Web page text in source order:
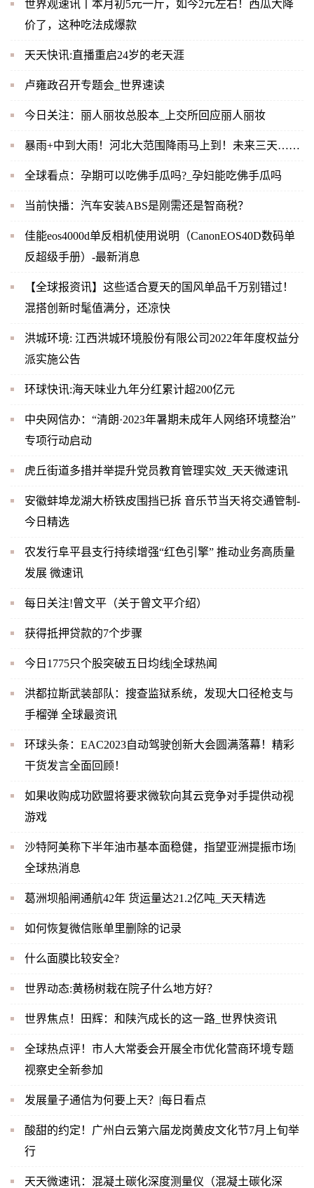
世界观速讯丨本月初5元一斤，如今2元左右！西瓜大降
价了，这种吃法成爆款
天天快讯:直播重启24岁的老天涯
卢雍政召开专题会_世界速读
今日关注：丽人丽妆总股本_上交所回应丽人丽妆
暴雨+中到大雨！河北大范围降雨马上到！未来三天……
全球看点：孕期可以吃佛手瓜吗?_孕妇能吃佛手瓜吗
当前快播：汽车安装ABS是刚需还是智商税？
佳能eos4000d单反相机使用说明（CanonEOS40D数码单
反超级手册）-最新消息
【全球报资讯】这些适合夏天的国风单品千万别错过！
混搭创新时髦值满分，还凉快
洪城环境: 江西洪城环境股份有限公司2022年年度权益分
派实施公告
环球快讯:海天味业九年分红累计超200亿元
中央网信办：“清朗·2023年暑期未成年人网络环境整治”
专项行动启动
虎丘街道多措并举提升党员教育管理实效_天天微速讯
安徽蚌埠龙湖大桥铁皮围挡已拆 音乐节当天将交通管制-
今日精选
农发行阜平县支行持续增强“红色引擎” 推动业务高质量
发展 微速讯
每日关注!曾文平（关于曾文平介绍）
获得抵押贷款的7个步骤
今日1775只个股突破五日均线|全球热闻
洪都拉斯武装部队：搜查监狱系统，发现大口径枪支与
手榴弹 全球最资讯
环球头条：EAC2023自动驾驶创新大会圆满落幕！精彩
干货发言全面回顾！
如果收购成功欧盟将要求微软向其云竞争对手提供动视
游戏
沙特阿美称下半年油市基本面稳健，指望亚洲提振市场|
全球热消息
葛洲坝船闸通航42年 货运量达21.2亿吨_天天精选
如何恢复微信账单里删除的记录
什么面膜比较安全?
世界动态:黄杨树栽在院子什么地方好？
世界焦点！田辉：和陕汽成长的这一路_世界快资讯
全球热点评！市人大常委会开展全市优化营商环境专题
视察史全新参加
发展量子通信为何要上天？|每日看点
酸甜的约定！广州白云第六届龙岗黄皮文化节7月上旬举
行
天天微速讯：混凝土碳化深度测量仪（混凝土碳化深